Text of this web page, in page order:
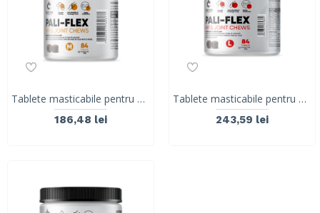
Tablete masticabile pentru combaterea durerii si a inflamatiei articulatiilor rigide, caini de talie mica si medie, PALI-FLEX, M, 84 tablete
186,48 lei
Tablete masticabile pentru combaterea durerii si a inflamatiei articulatiilor rigide, caini de talie mare, PALI-FLEX, L, 84 tablete
243,59 lei